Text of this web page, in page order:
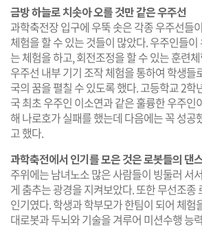
금방 하늘로 치솟아 오를 것만 같은 우주선
과학축전장 입구에 우뚝 솟은 각종 우주선들
체험을 할 수 있는 것들이 많았다. 우주인들
는 체험을 하고, 회전조정을 할 수 있는 훈련
우주선 내부 기기 조작 체험을 통하여 학생들
국의 꿈을 펼칠 수 있도록 했다. 고등학교 2학
국 최초 우주인 이소연과 같은 훌륭한 우주인
해 나로호가 실패를 했는데 다음에는 꼭 성공
고 했다.
과학축전에서 인기를 모은 것은 로봇들의 댄
주위에는 남녀노소 많은 사람들이 빙둘러 서
게 춤추는 광경을 지켜보았다. 또한 무선조종
인기였다. 학생과 학부모가 한팀이 되어 체험
대로봇과 두뇌와 기술을 겨루어 미션수행 능